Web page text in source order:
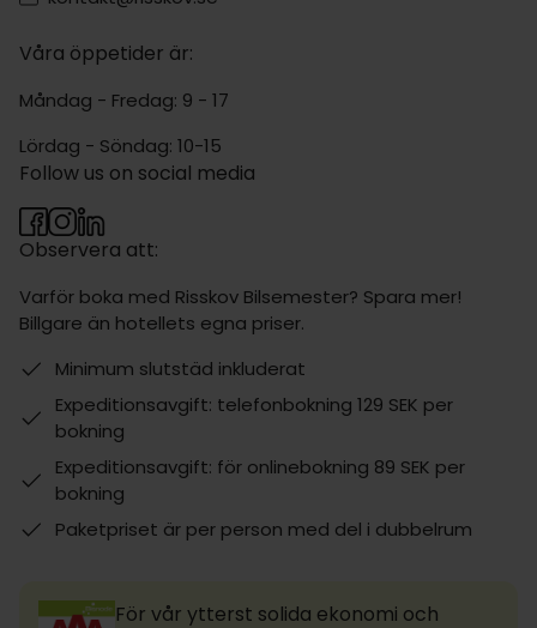
Våra öppetider är:
Måndag - Fredag: 9 - 17
Lördag - Söndag: 10-15
Observera att:
Varför boka med Risskov Bilsemester? Spara mer!
Billgare än hotellets egna priser.
Minimum slutstäd inkluderat
Expeditionsavgift: telefonbokning 129 SEK per
bokning
Expeditionsavgift: för onlinebokning 89 SEK per
bokning
Paketpriset är per person med del i dubbelrum
Follow us on social media
För vår ytterst solida ekonomi och